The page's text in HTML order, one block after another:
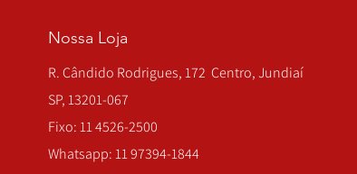
Nossa Loja
R. Cândido Rodrigues, 172 Centro, Jundiaí
SP, 13201-067
Fixo: 11 4526-2500
Whatsapp: 11 97394-1844